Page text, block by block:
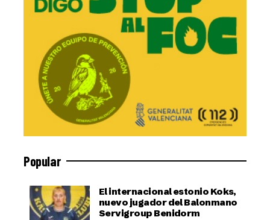
Popular
El internacional estonio Koks,
nuevo jugador del Balonmano
Servigroup Benidorm